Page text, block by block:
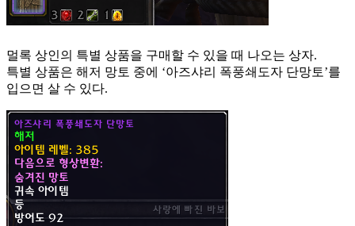
멀록 상인의 특별 상품을 구매할 수 있을 때 나오는 상자.
특별 상품은 해저 망토 중에 ‘아즈샤리 폭풍쇄도자 단망토’를
입으면 살 수 있다.